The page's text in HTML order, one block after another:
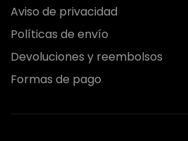
Aviso de privacidad
Políticas de envío
Devoluciones y reembolsos
Formas de pago